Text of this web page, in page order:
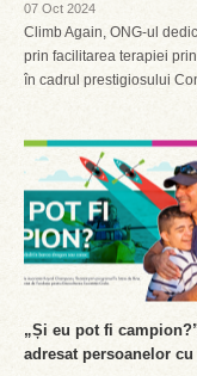
07 Oct 2024
Climb Again, ONG-ul
prin facilitarea terapiei
în cadrul prestigiosului
„Și eu pot fi
adresat persoanelor